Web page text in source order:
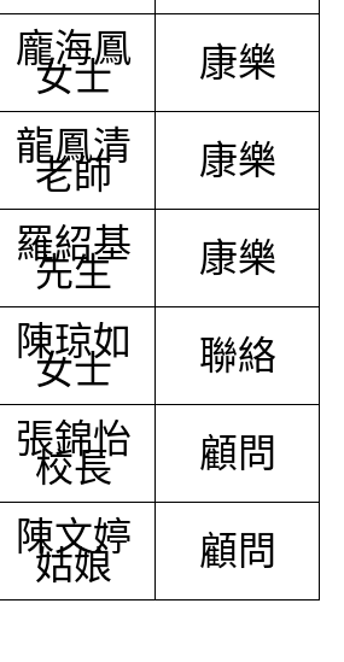
龐海鳳
女士 康樂
龍鳳清
老師 康樂
羅紹基
先生 康樂
陳琼如
女士 聯絡
張錦怡
校長 顧問
陳文婷
姑娘 顧問